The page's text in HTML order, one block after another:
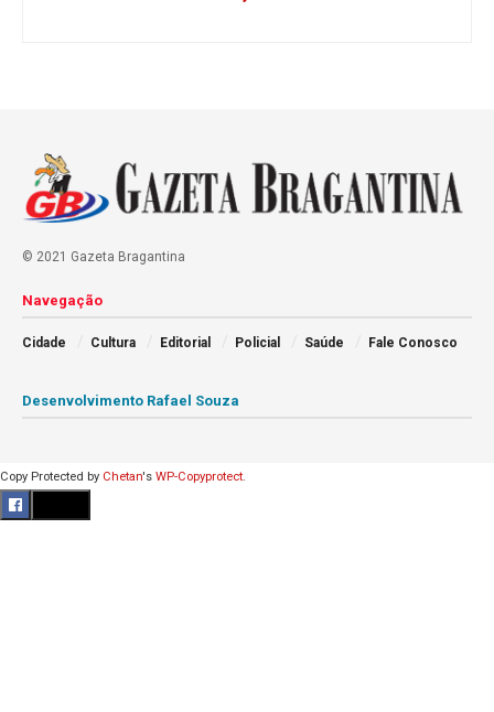
© 2021 Gazeta Bragantina
Navegação
Cidade Cultura Editorial Policial Saúde Fale Conosco
Desenvolvimento Rafael Souza
Copy Protected by Chetan's WP-Copyprotect.